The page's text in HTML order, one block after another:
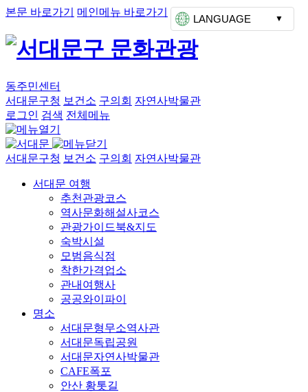
본문 바로가기 메인메뉴 바로가기
LANGUAGE
동주민센터
서대문구청 보건소 구의회 자연사박물관
로그인 검색 전체메뉴
서대문구청 보건소 구의회 자연사박물관
서대문 여행
추천관광코스
역사문화해설사코스
관광가이드북&지도
숙박시설
모범음식점
착한가격업소
관내여행사
공공와이파이
명소
서대문형무소역사관
서대문독립공원
서대문자연사박물관
CAFE폭포
안산 황톳길